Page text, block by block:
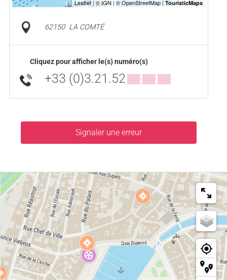
62150 LA COMTÉ
Cliquez pour afficher le(s) numéro(s)
+33 (0)3.21.52▒▒ ▒▒ ▒▒
Signaler une erreur